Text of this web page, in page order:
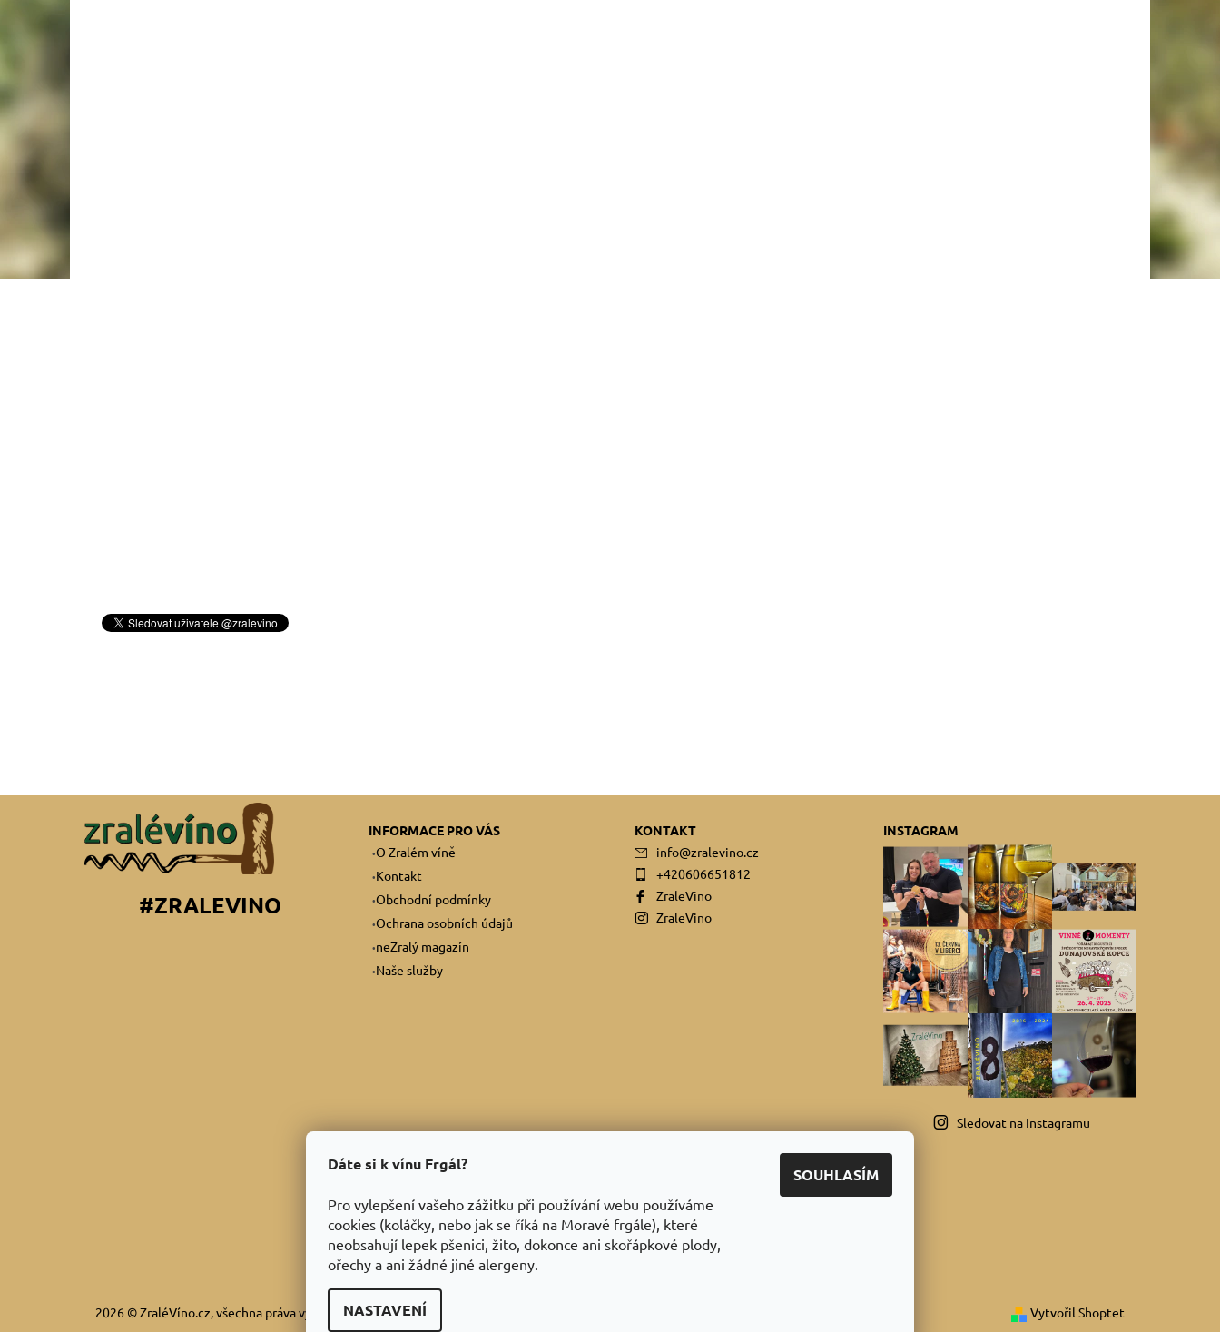
#ZRALEVINO
INFORMACE PRO VÁS
O Zralém víně
Kontakt
Obchodní podmínky
Ochrana osobních údajů
neZralý magazín
Naše služby
KONTAKT
info@zralevino.cz
+420606651812
ZraleVino
ZraleVino
INSTAGRAM
Sledovat na Instagramu
2026 © ZraléVíno.cz, všechna práva vyhrazena Vytvořil Shoptet
Dáte si k vínu Frgál?
Pro vylepšení vašeho zážitku při používání webu používáme
cookies (koláčky, nebo jak se říká na Moravě frgále), které
neobsahují lepek pšenici, žito, dokonce ani skořápkové plody,
ořechy a ani žádné jiné alergeny.
NASTAVENÍ
SOUHLASÍM